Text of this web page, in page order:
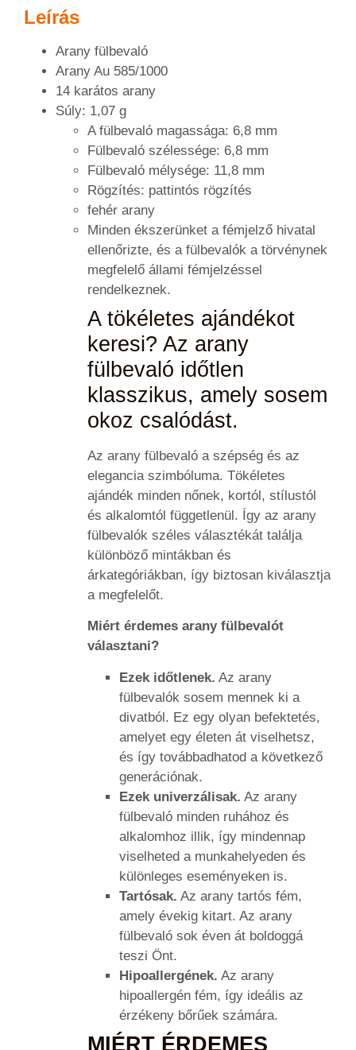
Leírás
Arany fülbevaló
Arany Au 585/1000
14 karátos arany
Súly: 1,07 g
A fülbevaló magassága: 6,8 mm
Fülbevaló szélessége: 6,8 mm
Fülbevaló mélysége: 11,8 mm
Rögzítés: pattintós rögzítés
fehér arany
Minden ékszerünket a fémjelző hivatal
ellenőrizte, és a fülbevalók a törvénynek
megfelelő állami fémjelzéssel
rendelkeznek.
A tökéletes ajándékot
keresi? Az arany
fülbevaló időtlen
klasszikus, amely sosem
okoz csalódást.
Az arany fülbevaló a szépség és az
elegancia szimbóluma. Tökéletes
ajándék minden nőnek, kortól, stílustól
és alkalomtól függetlenül. Így az arany
fülbevalók széles választékát találja
különböző mintákban és
árkategóriákban, így biztosan kiválasztja
a megfelelőt.
Miért érdemes arany fülbevalót
választani?
Ezek időtlenek. Az arany
fülbevalók sosem mennek ki a
divatból. Ez egy olyan befektetés,
amelyet egy életen át viselhetsz,
és így továbbadhatod a következő
generációnak.
Ezek univerzálisak. Az arany
fülbevaló minden ruhához és
alkalomhoz illik, így mindennap
viselheted a munkahelyeden és
különleges eseményeken is.
Tartósak. Az arany tartós fém,
amely évekig kitart. Az arany
fülbevaló sok éven át boldoggá
teszi Önt.
Hipoallergének. Az arany
hipoallergén fém, így ideális az
érzékeny bőrűek számára.
MIÉRT ÉRDEMES